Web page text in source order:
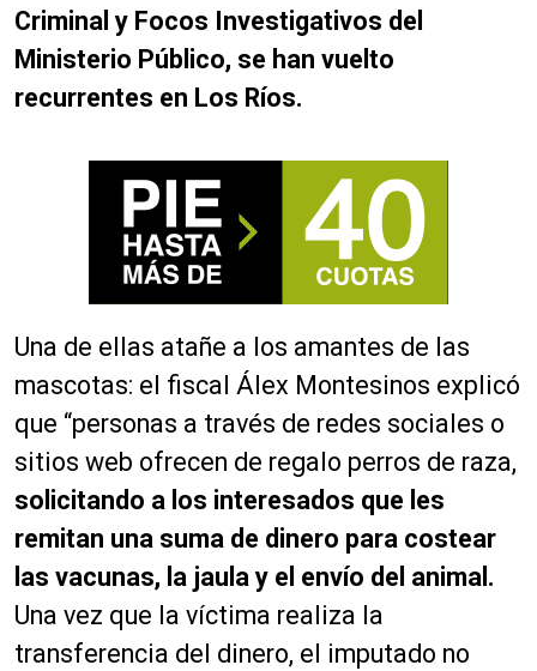
Criminal y Focos Investigativos del
Ministerio Público, se han vuelto
recurrentes en Los Ríos.
Una de ellas atañe a los amantes de las
mascotas: el fiscal Álex Montesinos explicó
que “personas a través de redes sociales o
sitios web ofrecen de regalo perros de raza,
solicitando a los interesados que les
remitan una suma de dinero para costear
las vacunas, la jaula y el envío del animal.
Una vez que la víctima realiza la
transferencia del dinero, el imputado no